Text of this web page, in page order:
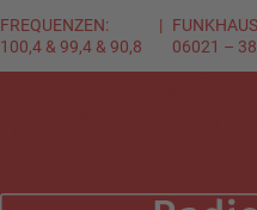
FREQUENZEN:
100,4 & 99,4 & 90,8
06021 –